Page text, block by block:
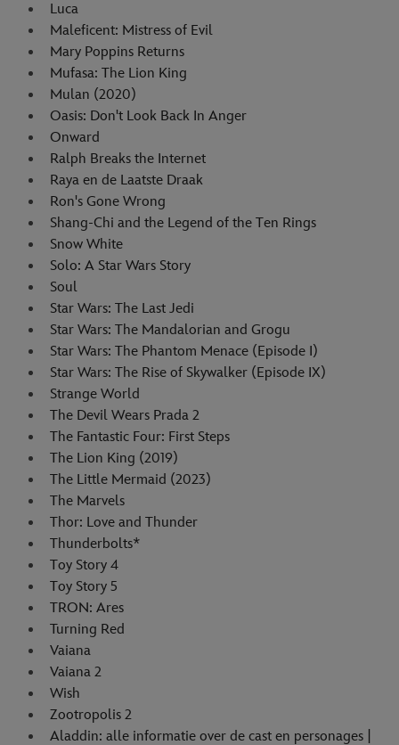
Luca
Maleficent: Mistress of Evil
Mary Poppins Returns
Mufasa: The Lion King
Mulan (2020)
Oasis: Don't Look Back In Anger
Onward
Ralph Breaks the Internet
Raya en de Laatste Draak
Ron's Gone Wrong
Shang-Chi and the Legend of the Ten Rings
Snow White
Solo: A Star Wars Story
Soul
Star Wars: The Last Jedi
Star Wars: The Mandalorian and Grogu
Star Wars: The Phantom Menace (Episode I)
Star Wars: The Rise of Skywalker (Episode IX)
Strange World
The Devil Wears Prada 2
The Fantastic Four: First Steps
The Lion King (2019)
The Little Mermaid (2023)
The Marvels
Thor: Love and Thunder
Thunderbolts*
Toy Story 4
Toy Story 5
TRON: Ares
Turning Red
Vaiana
Vaiana 2
Wish
Zootropolis 2
Aladdin: alle informatie over de cast en personages |